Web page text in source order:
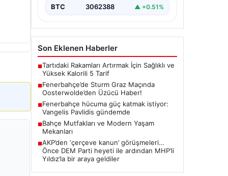
BTC 3062388 ▲ +0.51%
Son Eklenen Haberler
■Tartıdaki Rakamları Artırmak İçin Sağlıklı ve
Yüksek Kalorili 5 Tarif
■Fenerbahçe’de Sturm Graz Maçında
Oosterwolde’den Üzücü Haber!
■Fenerbahçe hücuma güç katmak istiyor:
Vangelis Pavlidis gündemde
■Bahçe Mutfakları ve Modern Yaşam
Mekanları
■AKP’den ‘çerçeve kanun’ görüşmeleri…
Önce DEM Parti heyeti ile ardından MHP’li
Yıldız’la bir araya geldiler